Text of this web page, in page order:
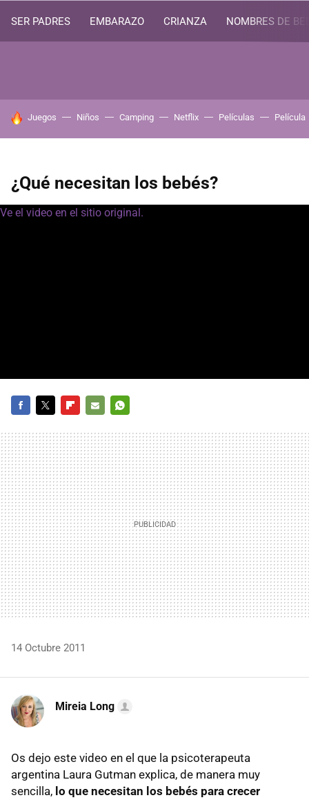
SER PADRES EMBARAZO CRIANZA NOMBRES DE
HOY SE HABLA DE
Juegos Niños Camping Netflix Películas Película
¿Qué necesitan los bebés?
Ve el video en el sitio original.
MAIL
14 Octubre 2011
Mireia Long
Os dejo este video en el que la psicoterapeuta
argentina Laura Gutman explica, de manera muy
sencilla, lo que necesitan los bebés para crecer